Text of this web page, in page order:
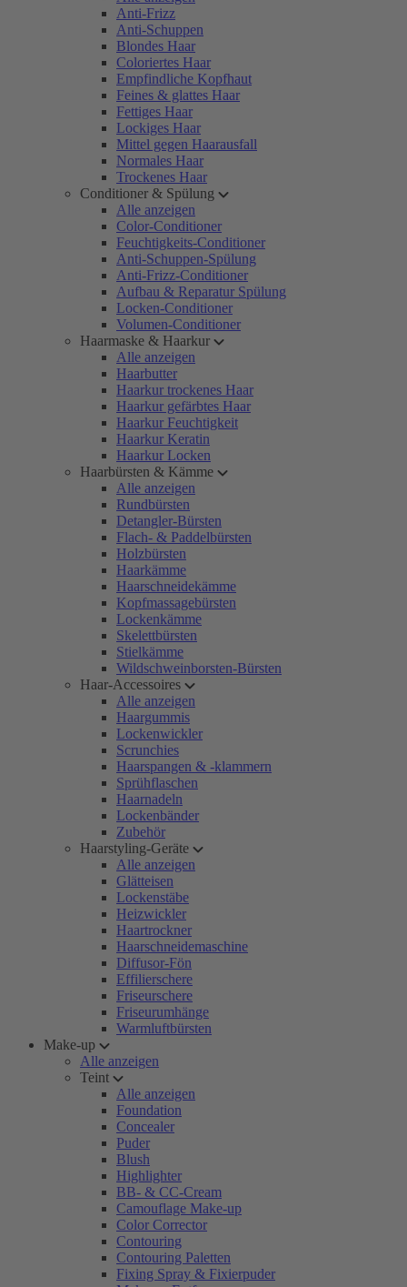
Anti-Frizz
Anti-Schuppen
Blondes Haar
Coloriertes Haar
Empfindliche Kopfhaut
Feines & glattes Haar
Fettiges Haar
Lockiges Haar
Mittel gegen Haarausfall
Normales Haar
Trockenes Haar
Conditioner & Spülung
Alle anzeigen
Color-Conditioner
Feuchtigkeits-Conditioner
Anti-Schuppen-Spülung
Anti-Frizz-Conditioner
Aufbau & Reparatur Spülung
Locken-Conditioner
Volumen-Conditioner
Haarmaske & Haarkur
Alle anzeigen
Haarbutter
Haarkur trockenes Haar
Haarkur gefärbtes Haar
Haarkur Feuchtigkeit
Haarkur Keratin
Haarkur Locken
Haarbürsten & Kämme
Alle anzeigen
Rundbürsten
Detangler-Bürsten
Flach- & Paddelbürsten
Holzbürsten
Haarkämme
Haarschneidekämme
Kopfmassagebürsten
Lockenkämme
Skelettbürsten
Stielkämme
Wildschweinborsten-Bürsten
Haar-Accessoires
Alle anzeigen
Haargummis
Lockenwickler
Scrunchies
Haarspangen & -klammern
Sprühflaschen
Haarnadeln
Lockenbänder
Zubehör
Haarstyling-Geräte
Alle anzeigen
Glätteisen
Lockenstäbe
Heizwickler
Haartrockner
Haarschneidemaschine
Diffusor-Fön
Effilierschere
Friseurschere
Friseurumhänge
Warmluftbürsten
Make-up
Alle anzeigen
Teint
Alle anzeigen
Foundation
Concealer
Puder
Blush
Highlighter
BB- & CC-Cream
Camouflage Make-up
Color Corrector
Contouring
Contouring Paletten
Fixing Spray & Fixierpuder